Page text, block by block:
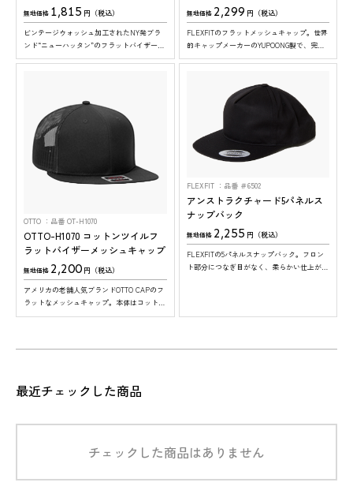
無地価格 1,815 円（税込）
ビンテージウォッシュ加工されたNY発ブラ
ンド“ニューハッタン”のフラットバイザーデ
ニムキャップです。 ※1カラーにつき12個
無地価格 2,299 円（税込）
FLEXFITのフラットメッシュキャップ。世界
的キャップメーカーのYUPOONG製で、完成
度の高いアメリカンクラシックな仕上がりで
OTTO 品番 OT-H1070
OTTO-H1070 コットンツイルフ
ラットバイザーメッシュキャップ
無地価格 2,200 円（税込）
アメリカの老舗人気ブランドOTTO CAPのフ
ラットなメッシュキャップ。本体はコットン
で着け心地抜群。 ※ツバの裏面は、全色グ
FLEXFIT 品番 ＃6502
アンストラクチャード5パネルス
ナップバック
無地価格 2,255 円（税込）
FLEXFITの5パネルスナップバック。フロン
ト部分につなぎ目がなく、柔らかい仕上がり
最近チェックした商品
チェックした商品はありません